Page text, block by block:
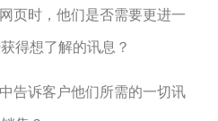
页时，他们是否需要更进一
得想了解的讯息？
告诉客户他们所需的一切讯